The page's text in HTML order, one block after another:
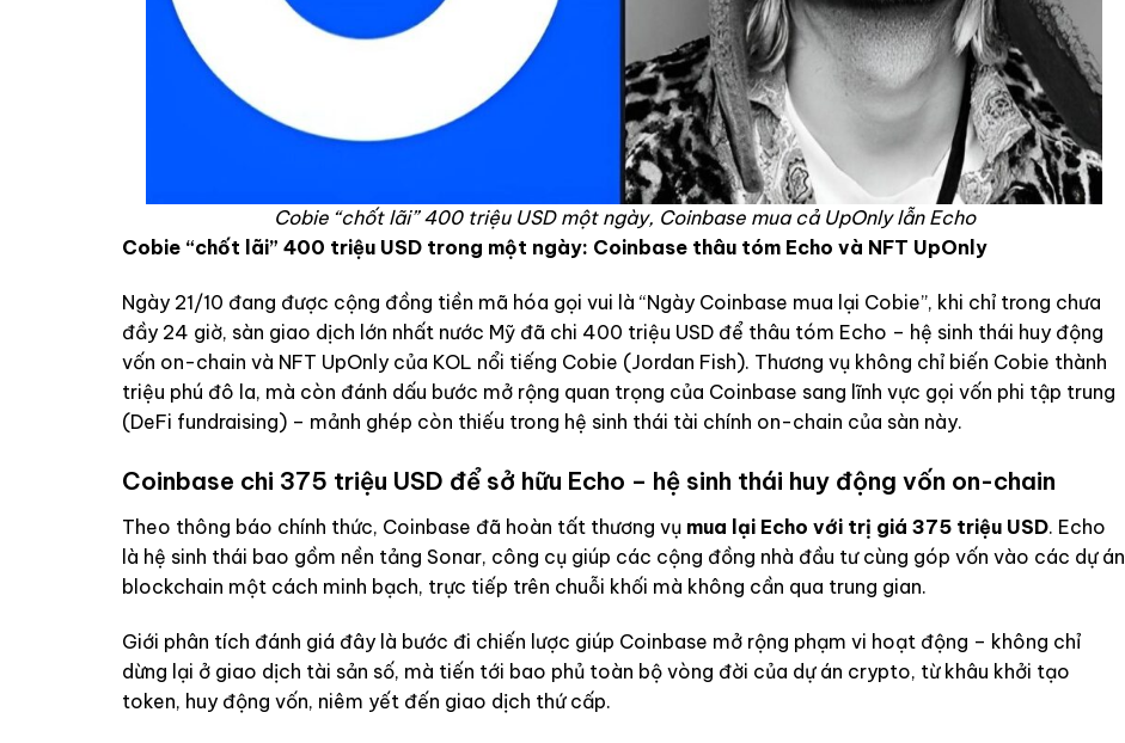
Cobie “chốt lãi” 400 triệu USD một ngày, Coinbase mua cả UpOnly lẫn Echo
Cobie “chốt lãi” 400 triệu USD trong một ngày: Coinbase thâu tóm Echo và NFT UpOnly
Ngày 21/10 đang được cộng đồng tiền mã hóa gọi vui là “Ngày Coinbase mua lại Cobie”, khi chỉ trong chưa
đầy 24 giờ, sàn giao dịch lớn nhất nước Mỹ đã chi 400 triệu USD để thâu tóm Echo – hệ sinh thái huy động
vốn on-chain và NFT UpOnly của KOL nổi tiếng Cobie (Jordan Fish). Thương vụ không chỉ biến Cobie thành
triệu phú đô la, mà còn đánh dấu bước mở rộng quan trọng của Coinbase sang lĩnh vực gọi vốn phi tập trung
(DeFi fundraising) – mảnh ghép còn thiếu trong hệ sinh thái tài chính on-chain của sàn này.
Coinbase chi 375 triệu USD để sở hữu Echo – hệ sinh thái huy động vốn on-chain
Theo thông báo chính thức, Coinbase đã hoàn tất thương vụ mua lại Echo với trị giá 375 triệu USD. Echo
là hệ sinh thái bao gồm nền tảng Sonar, công cụ giúp các cộng đồng nhà đầu tư cùng góp vốn vào các dự án
blockchain một cách minh bạch, trực tiếp trên chuỗi khối mà không cần qua trung gian.
Giới phân tích đánh giá đây là bước đi chiến lược giúp Coinbase mở rộng phạm vi hoạt động – không chỉ
dừng lại ở giao dịch tài sản số, mà tiến tới bao phủ toàn bộ vòng đời của dự án crypto, từ khâu khởi tạo
token, huy động vốn, niêm yết đến giao dịch thứ cấp.